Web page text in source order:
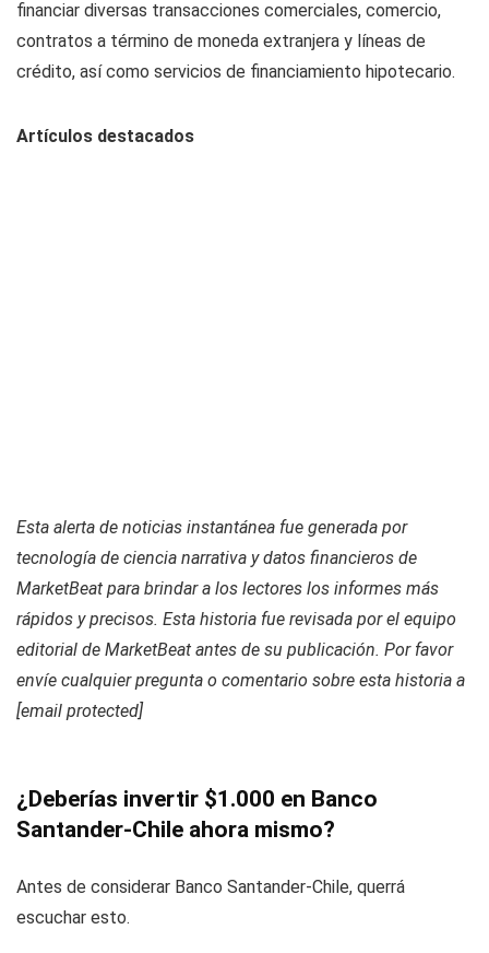
financiar diversas transacciones comerciales, comercio,
contratos a término de moneda extranjera y líneas de
crédito, así como servicios de financiamiento hipotecario.
Artículos destacados
Esta alerta de noticias instantánea fue generada por
tecnología de ciencia narrativa y datos financieros de
MarketBeat para brindar a los lectores los informes más
rápidos y precisos. Esta historia fue revisada por el equipo
editorial de MarketBeat antes de su publicación. Por favor
envíe cualquier pregunta o comentario sobre esta historia a
[email protected]
¿Deberías invertir $1.000 en Banco
Santander-Chile ahora mismo?
Antes de considerar Banco Santander-Chile, querrá
escuchar esto.